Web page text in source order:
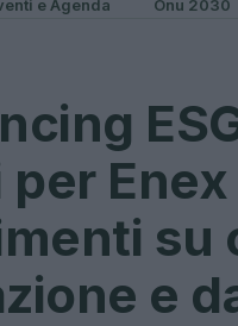
e Agenda Onu 2030
per
su
e